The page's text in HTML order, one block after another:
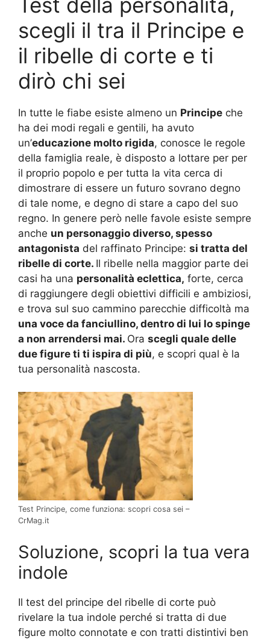
scegli il tra il Principe e
il ribelle di corte e ti
dirò chi sei
In tutte le fiabe esiste almeno un Principe che
ha dei modi regali e gentili, ha avuto
un’educazione molto rigida, conosce le regole
della famiglia reale, è disposto a lottare per per
il proprio popolo e per tutta la vita cerca di
dimostrare di essere un futuro sovrano degno
di tale nome, e degno di stare a capo del suo
regno. In genere però nelle favole esiste sempre
anche un personaggio diverso, spesso
antagonista del raffinato Principe: si tratta del
ribelle di corte. Il ribelle nella maggior parte dei
casi ha una personalità eclettica, forte, cerca
di raggiungere degli obiettivi difficili e ambiziosi,
e trova sul suo cammino parecchie difficoltà ma
una voce da fanciullino, dentro di lui lo spinge
a non arrendersi mai. Ora scegli quale delle
due figure ti ti ispira di più, e scopri qual è la
tua personalità nascosta.
Test Principe, come funziona: scopri cosa sei –
CrMag.it
Soluzione, scopri la tua vera
indole
Il test del principe del ribelle di corte può
rivelare la tua indole perché si tratta di due
figure molto connotate e con tratti distintivi ben